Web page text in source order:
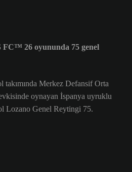
FC™ 26 oyununda 75 genel
Merkez Defansif Orta
oynayan İspanya uyruklu
Lozano Genel Reytingi 75.